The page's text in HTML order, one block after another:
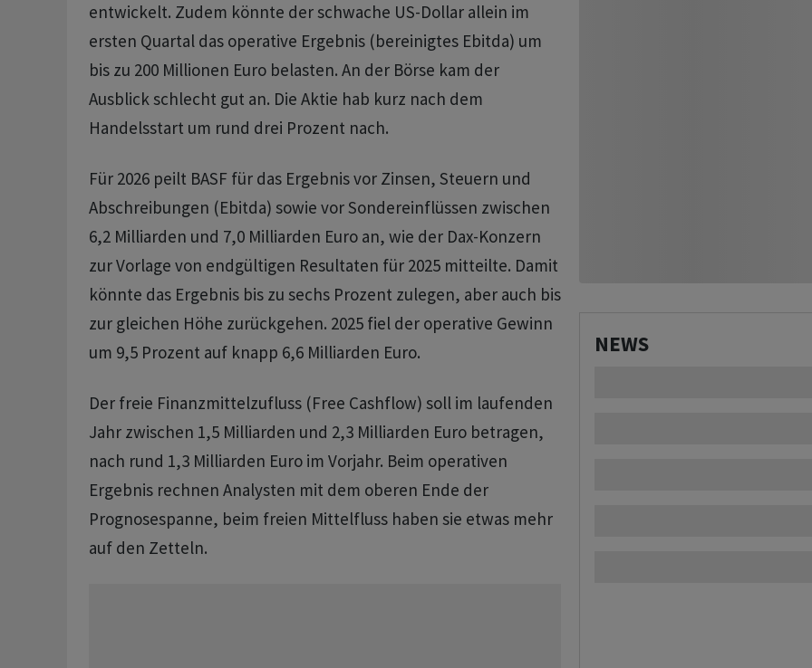
entwickelt. Zudem könnte der schwache US-Dollar allein im
ersten Quartal das operative Ergebnis (bereinigtes Ebitda) um
bis zu 200 Millionen Euro belasten. An der Börse kam der
Ausblick schlecht gut an. Die Aktie hab kurz nach dem
Handelsstart um rund drei Prozent nach.
Für 2026 peilt BASF für das Ergebnis vor Zinsen, Steuern und
Abschreibungen (Ebitda) sowie vor Sondereinflüssen zwischen
6,2 Milliarden und 7,0 Milliarden Euro an, wie der Dax-Konzern
zur Vorlage von endgültigen Resultaten für 2025 mitteilte. Damit
könnte das Ergebnis bis zu sechs Prozent zulegen, aber auch bis
zur gleichen Höhe zurückgehen. 2025 fiel der operative Gewinn
um 9,5 Prozent auf knapp 6,6 Milliarden Euro.
Der freie Finanzmittelzufluss (Free Cashflow) soll im laufenden
Jahr zwischen 1,5 Milliarden und 2,3 Milliarden Euro betragen,
nach rund 1,3 Milliarden Euro im Vorjahr. Beim operativen
Ergebnis rechnen Analysten mit dem oberen Ende der
Prognosespanne, beim freien Mittelfluss haben sie etwas mehr
auf den Zetteln.
NEWS